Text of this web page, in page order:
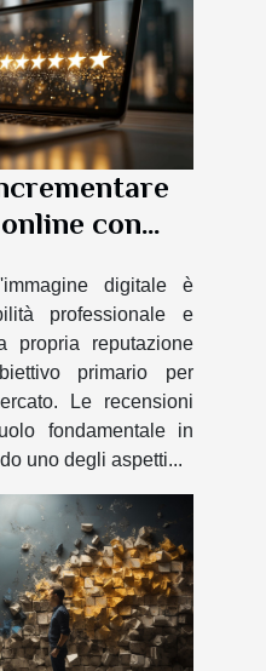
con
digitale è
professionale e
propria reputazione
primario per
Le recensioni
fondamentale in
uno degli aspetti...